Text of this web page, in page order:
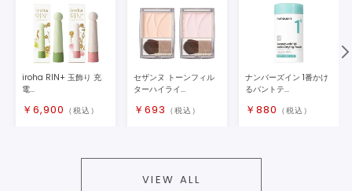
iroha RIN+ 玉飾り 充
電...
￥ 6,900 （税込）
セザンヌ トーンフィル
ターハイライ...
￥ 693 （税込）
ナンバーズイン 1番かけ
るパントテ...
￥ 880 （税込）
VIEW ALL